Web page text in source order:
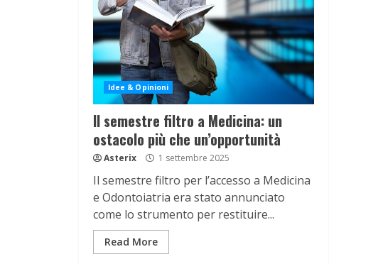
Idee & Opinioni
Il semestre filtro a Medicina: un
ostacolo più che un’opportunità
Asterix 1 settembre 2025
Il semestre filtro per l’accesso a Medicina
e Odontoiatria era stato annunciato
come lo strumento per restituire...
Read More